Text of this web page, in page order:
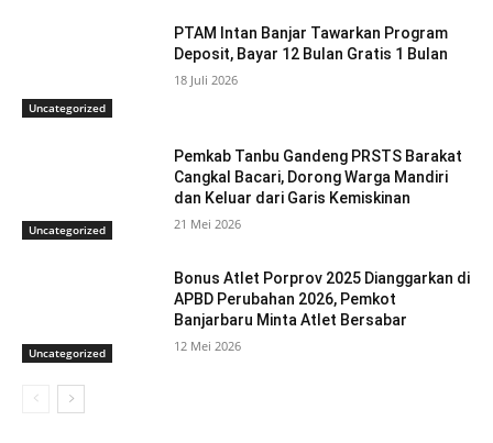
Uncategorized
PTAM Intan Banjar Tawarkan Program
Deposit, Bayar 12 Bulan Gratis 1 Bulan
18 Juli 2026
Uncategorized
Pemkab Tanbu Gandeng PRSTS Barakat
Cangkal Bacari, Dorong Warga Mandiri
dan Keluar dari Garis Kemiskinan
21 Mei 2026
Uncategorized
Bonus Atlet Porprov 2025 Dianggarkan di
APBD Perubahan 2026, Pemkot
Banjarbaru Minta Atlet Bersabar
12 Mei 2026